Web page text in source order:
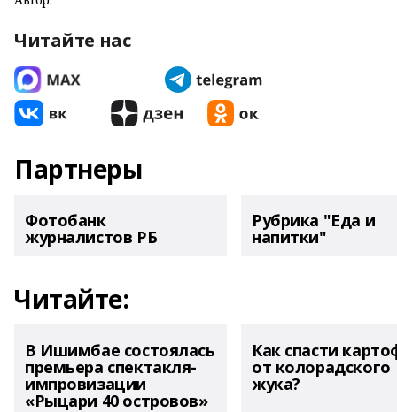
Читайте нас
Партнеры
Фотобанк
журналистов РБ
Рубрика "Еда и
напитки"
Читайте:
В Ишимбае состоялась
премьера спектакля-
импровизации
«Рыцари 40 островов»
Как спасти
от колорадского
жука?